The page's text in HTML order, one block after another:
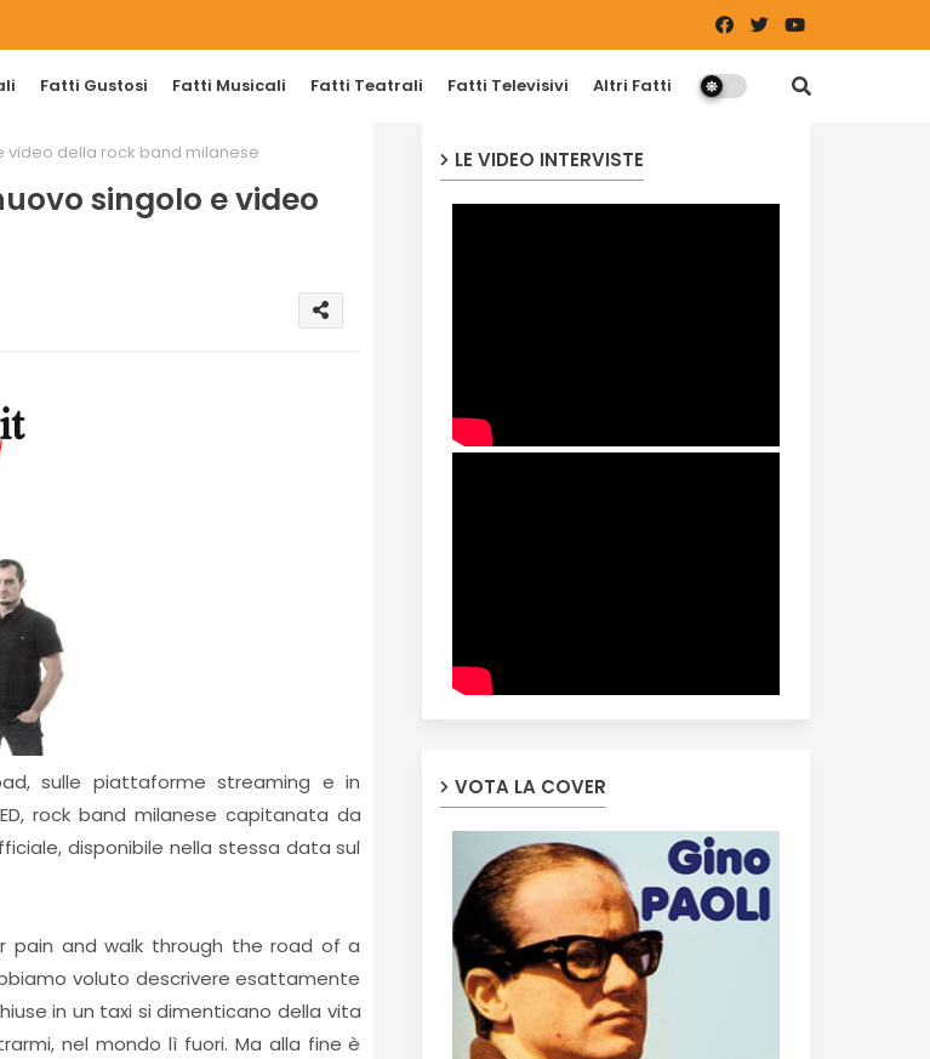
Fatti Gustosi Fatti Musicali Fatti Teatrali Fatti Televisivi Altri Fatti
e video della rock band milanese
singolo e video
sulle piattaforme streaming e in
rock band milanese capitanata da
disponibile nella stessa data sul
pain and walk through the road of a
voluto descrivere esattamente
in un taxi si dimenticano della vita
nel mondo lì fuori. Ma alla fine è
LE VIDEO INTERVISTE
VOTA LA COVER